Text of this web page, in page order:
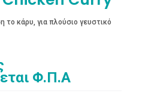
το κάρυ, για πλούσιο γευστικό
Φ.Π.Α